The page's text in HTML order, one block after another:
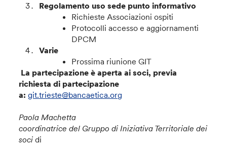
Regolamento uso sede punto informativo
Richieste Associazioni ospiti
Protocolli accesso e aggiornamenti
DPCM
Varie
Prossima riunione GIT
La partecipazione è aperta ai soci, previa
richiesta di partecipazione
a:git.trieste@bancaetica.org
Paola Machetta
coordinatrice del Gruppo di Iniziativa Territoriale dei
socidi